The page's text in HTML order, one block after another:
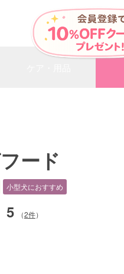
ード
小型犬におすすめ
5 （2件）